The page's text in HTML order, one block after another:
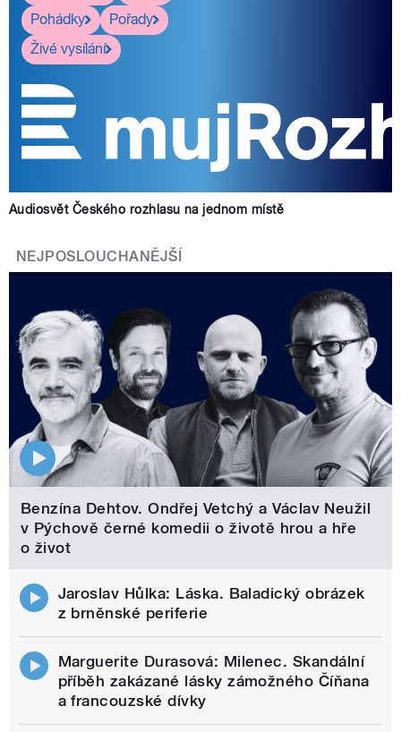
Pohádky
Pořady
Živé vysílání
Audiosvět Českého rozhlasu na jednom místě
NEJPOSLOUCHANĚJŠÍ
Benzína Dehtov. Ondřej Vetchý a Václav Neužil
v Pýchově černé komedii o životě hrou a hře
o život
Jaroslav Hůlka: Láska. Baladický obrázek
z brněnské periferie
Marguerite Durasová: Milenec. Skandální
příběh zakázané lásky zámožného Číňana
a francouzské dívky